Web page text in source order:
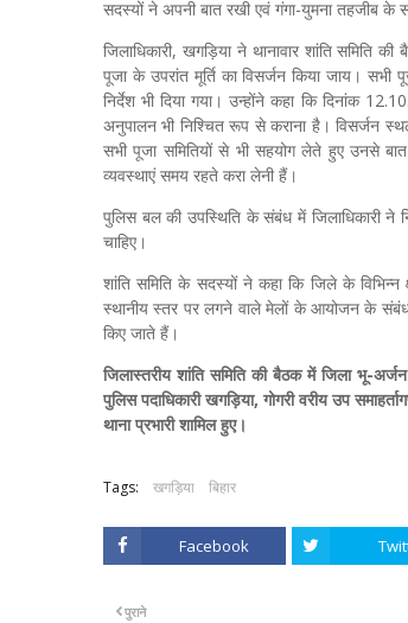
सदस्यों ने अपनी बात रखी एवं गंगा-युमना तहजीब के
जिलाधिकारी, खगड़िया ने थानावार शांति समिति
पूजा के उपरांत मूर्ति का विसर्जन किया जाय। सभी
निर्देश भी दिया गया। उन्होंने कहा कि दिनांक
अनुपालन भी निश्चित रूप से कराना है। विसर्जन स्थल
सभी पूजा समितियों से भी सहयोग लेते हुए उनसे
व्यवस्थाएं समय रहते करा लेनी हैं।
पुलिस बल की उपस्थिति के संबंध में जिलाधिकारी ने
चाहिए।
शांति समिति के सदस्यों ने कहा कि जिले के विभिन्न
स्थानीय स्तर पर लगने वाले मेलों के आयोजन के संबंध
किए जाते हैं।
जिलास्तरीय शांति समिति की बैठक में जिला भू-
पुलिस पदाधिकारी खगड़िया, गोगरी वरीय उप
थाना प्रभारी शामिल हुए।
Tags: खगड़िया बिहार
Facebook
पुराने